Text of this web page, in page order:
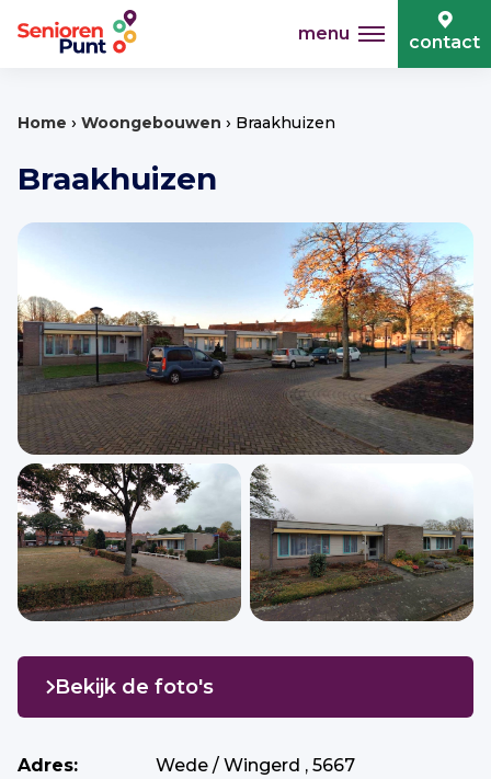
menu contact
Home › Woongebouwen › Braakhuizen
Braakhuizen
Adres:
Wede / Wingerd , 5667
Bekijk de foto's